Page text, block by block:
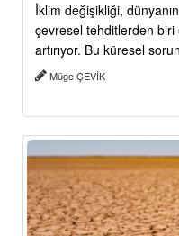
İklim değişikliği,
çevresel tehditlerden
artırıyor. Bu küresel
Müge ÇEVİK